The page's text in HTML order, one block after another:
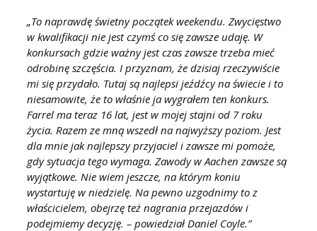
To naprawdę świetny początek weekendu. Zwycięstwo
w kwalifikacji nie jest czymś co się zawsze udaję. W
konkursach gdzie ważny jest czas zawsze trzeba mieć
odrobinę szczęścia. I przyznam, że dzisiaj rzeczywiście
mi się przydało. Tutaj są najlepsi jeźdźcy na świecie i to
niesamowite, że to właśnie ja wygrałem ten konkurs.
Farrel ma teraz 16 lat, jest w mojej stajni od 7 roku
życia. Razem ze mną wszedł na najwyższy poziom. Jest
dla mnie jak najlepszy przyjaciel i zawsze mi pomoże,
gdy sytuacja tego wymaga. Zawody w Aachen zawsze są
wyjątkowe. Nie wiem jeszcze, na którym koniu
wystartuję w niedzielę. Na pewno uzgodnimy to z
właścicielem, obejrzę też nagrania przejazdów i
podejmiemy decyzję. – powiedział Daniel Coyle.